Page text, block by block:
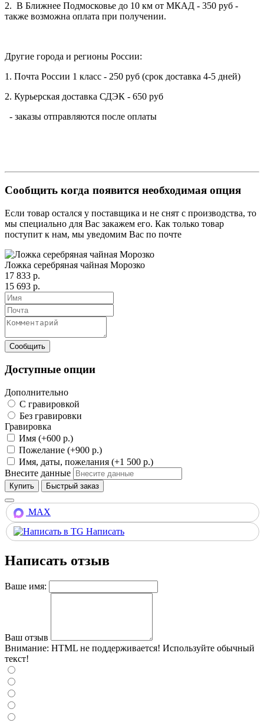
2. В Ближнее Подмосковье до 10 км от МКАД - 350 руб -
также возможна оплата при получении.
Другие города и регионы России:
1. Почта России 1 класс - 250 руб (срок доставка 4-5 дней)
2. Курьерская доставка СДЭК - 650 руб
- заказы отправляются после оплаты
Сообщить когда появится необходимая опция
Если товар остался у поставщика и не снят с производства, то
мы специально для Вас закажем его. Как только товар
поступит к нам, мы уведомим Вас по почте
Ложка серебряная чайная Морозко
17 833 р.
15 693 р.
Доступные опции
Дополнительно
С гравировкой
Без гравировки
Гравировка
Имя (+600 р.)
Пожелание (+900 р.)
Имя, даты, пожелания (+1 500 р.)
Внесите данные
Купить
MAX
Написать
Написать отзыв
Ваше имя:
Ваш отзыв
Внимание: HTML не поддерживается! Используйте обычный
текст!